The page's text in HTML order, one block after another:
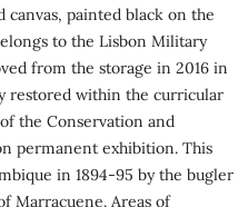
painted black on the
to the Lisbon Military
from the storage in 2016 in
restored within the curricular
the Conservation and
permanent exhibition. This
in 1894-95 by the bugler
Marracuene. Areas of